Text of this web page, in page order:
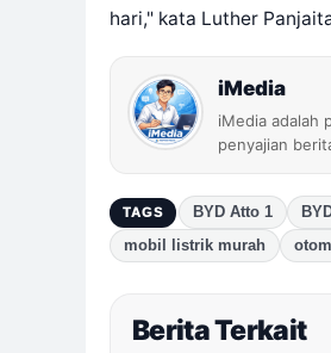
hari," kata Luther
iMedia
iMedia adalah
penyajian
TAGS BYD Atto 1
mobil listrik murah
Berita Terkait